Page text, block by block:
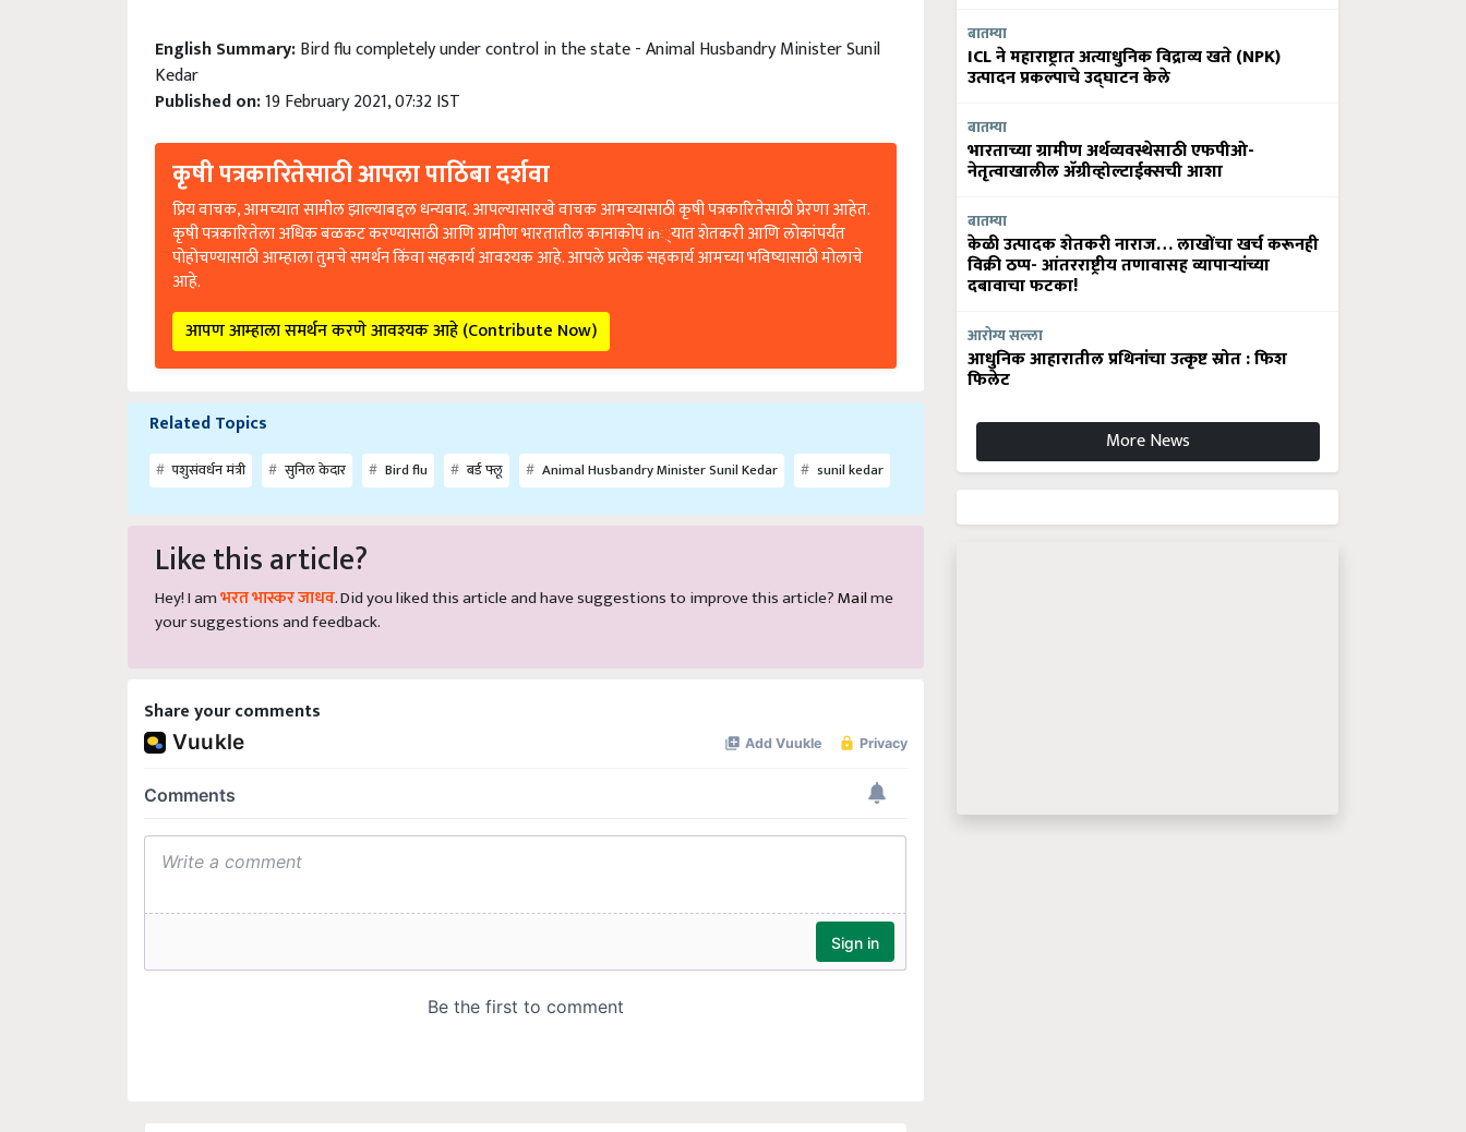
English Summary: Bird flu completely under control in the state - Animal Husbandry Minister Sunil
Kedar
Published on:19 February 2021, 07:32 IST
कृषी पत्रकारितेसाठी आपला पाठिंबा दर्शवा
प्रिय वाचक, आमच्यात सामील झाल्याबद्दल धन्यवाद. आपल्यासारखे वाचक आमच्यासाठी कृषी पत्रकारितेसाठी प्रेरणा आहेत.
कृषी पत्रकारितेला अधिक बळकट करण्यासाठी आणि ग्रामीण भारतातील कानाकोप in्यात शेतकरी आणि लोकांपर्यंत
पोहोचण्यासाठी आम्हाला तुमचे समर्थन किंवा सहकार्य आवश्यक आहे. आपले प्रत्येक सहकार्य आमच्या भविष्यासाठी मोलाचे
आहे.
आपण आम्हाला समर्थन करणे आवश्यक आहे (Contribute Now)
Related Topics
पशुसंवर्धन मंत्री सुनिल केदार Bird flu बर्ड फ्लू Animal Husbandry Minister Sunil Kedar sunil kedar
Like this article?
Hey! I am भरत भास्कर जाधव . Did you liked this article and have suggestions to improve this article? Mail
your suggestions and feedback.
Share your comments
बातम्या
ICL ने महाराष्ट्रात अत्याधुनिक विद्राव्य खते (NPK)
उत्पादन प्रकल्पाचे उद्घाटन केले
बातम्या
भारताच्या ग्रामीण अर्थव्यवस्थेसाठी एफपीओ-
नेतृत्वाखालील अ‍ॅग्रीव्होल्टाईक्सची आशा
बातम्या
केळी उत्पादक शेतकरी नाराज… लाखोंचा खर्च करूनही
विक्री ठप्प- आंतरराष्ट्रीय तणावासह व्यापाऱ्यांच्या
दबावाचा फटका!
आरोग्य सल्ला
आधुनिक आहारातील प्रथिनांचा उत्कृष्ट स्रोत : फिश
फिलेट
More News